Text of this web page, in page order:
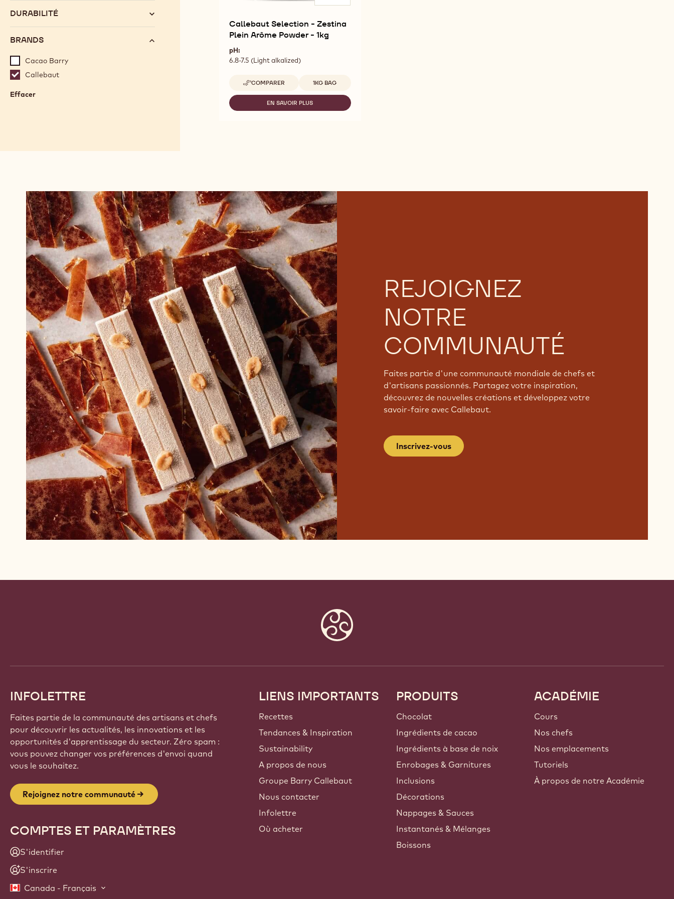
DURABILITÉ
BRANDS
Cacao Barry
Callebaut
Effacer
Callebaut Selection - Zestina
Plein Arôme Powder - 1kg
pH:
6.8-7.5 (Light alkalized)
COMPARER
-
CALLEBAUT
SELECTION
-
Tailles disponibles
1KG BAG
EN SAVOIR PLUS
-
REJOIGNEZ
NOTRE
COMMUNAUTÉ
Faites partie d'une communauté mondiale de chefs et
d'artisans passionnés. Partagez votre inspiration,
découvrez de nouvelles créations et développez votre
savoir-faire avec Callebaut.
Inscrivez-vous
INFOLETTRE
Faites partie de la communauté des artisans et chefs
pour découvrir les actualités, les innovations et les
opportunités d'apprentissage du secteur. Zéro spam :
vous pouvez changer vos préférences d'envoi quand
vous le souhaitez.
Rejoignez notre communauté
COMPTES ET PARAMÈTRES
S'identifier
S'inscrire
Canada - Français
Footer
Callebaut
LIENS IMPORTANTS
Recettes
Tendances & Inspiration
Sustainability
A propos de nous
Groupe Barry Callebaut
Nous contacter
Infolettre
Où acheter
PRODUITS
Chocolat
Ingrédients de cacao
Ingrédients à base de noix
Enrobages & Garnitures
Inclusions
Décorations
Nappages & Sauces
Instantanés & Mélanges
Boissons
ACADÉMIE
Cours
Nos chefs
Nos emplacements
Tutoriels
À propos de notre Académie